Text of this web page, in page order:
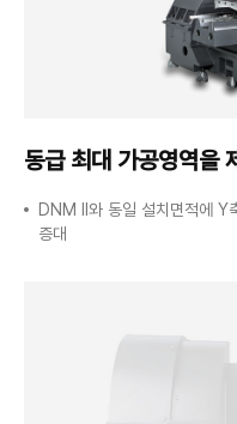
동급 최대 가공영역을
DNM II와 동일 설치면적에 Y
증대